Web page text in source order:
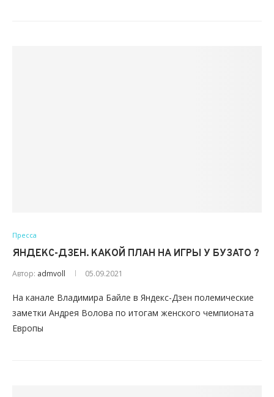
Пресса
ЯНДЕКС-ДЗЕН. КАКОЙ ПЛАН НА ИГРЫ У БУЗАТО ?
Автор: admvoll 05.09.2021
На канале Владимира Байле в Яндекс-Дзен полемические
заметки Андрея Волова по итогам женского чемпионата
Европы